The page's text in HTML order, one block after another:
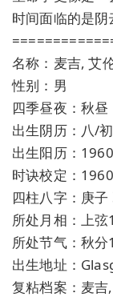
时间面临的是阴
名称：麦吉, 艾
性别：男
四季昼夜：秋昼
出生阴历：八/
出生阳历：
时诀校定：
四柱八字：庚
所处月相：上
所处节气：秋
出生地址：
复粘档案：麦吉